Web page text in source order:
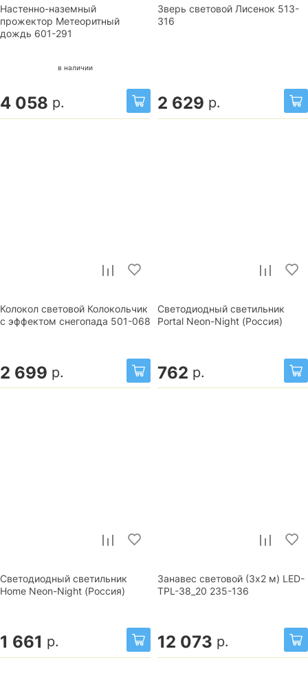
Настенно-наземный
прожектор Метеоритный
дождь 601-291
в наличии
4 058 р.
Зверь световой Лисенок 513-
316
2 629 р.
Колокол световой Колокольчик
с эффектом снегопада 501-068
2 699 р.
Светодиодный светильник
Portal Neon-Night (Россия)
762 р.
Светодиодный светильник
Home Neon-Night (Россия)
1 661 р.
Занавес световой (3x2 м) LED-
TPL-38_20 235-136
12 073 р.